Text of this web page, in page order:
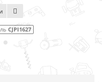
CJPI1627